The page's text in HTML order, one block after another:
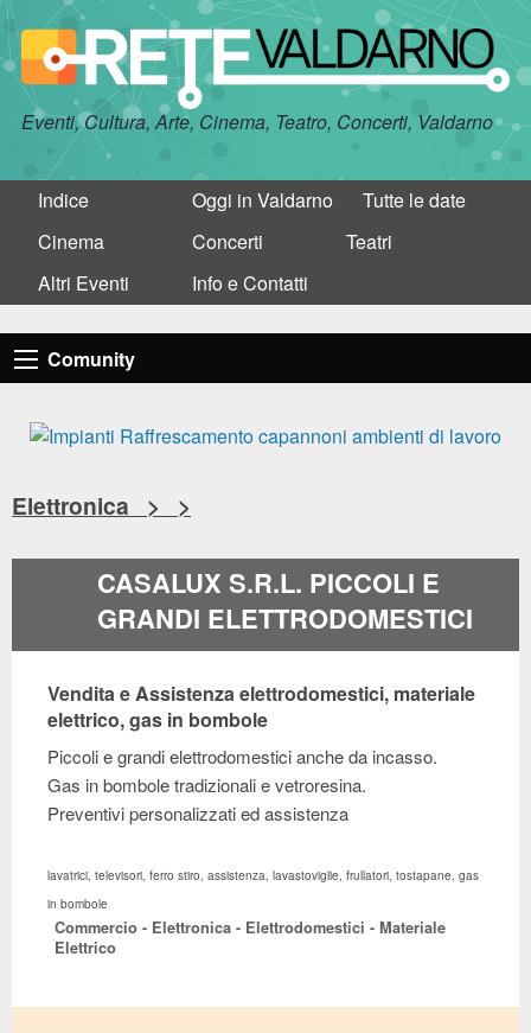
Eventi, Cultura, Arte, Cinema, Teatro, Concerti, Valdarno
Indice Oggi in Valdarno
Tutte le date
Cinema
Concerti
Teatri
Altri Eventi
Info e Contatti
Comunity
Elettronica > >
CASALUX S.R.L. PICCOLI E
GRANDI ELETTRODOMESTICI
Vendita e Assistenza elettrodomestici, materiale
elettrico, gas in bombole
Piccoli e grandi elettrodomestici anche da incasso.
Gas in bombole tradizionali e vetroresina.
Preventivi personalizzati ed assistenza
lavatrici, televisori, ferro stiro, assistenza, lavastoviglie, frullatori, tostapane, gas
in bombole
Commercio - Elettronica - Elettrodomestici - Materiale
Elettrico